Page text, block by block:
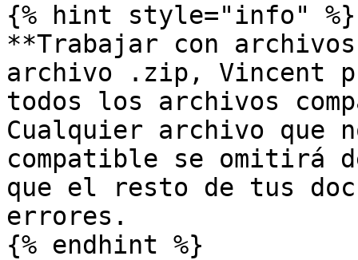
{% hint style="info" %}
**Trabajar con
archivo .zip, Vincent
todos los archivos
Cualquier archivo que
compatible se omitirá
que el resto de tus
errores.
{% endhint %}